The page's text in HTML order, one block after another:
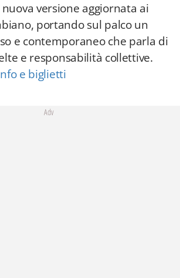
versione aggiornata ai
portando sul palco un
e contemporaneo che parla di
e responsabilità collettive.
e biglietti
Adv